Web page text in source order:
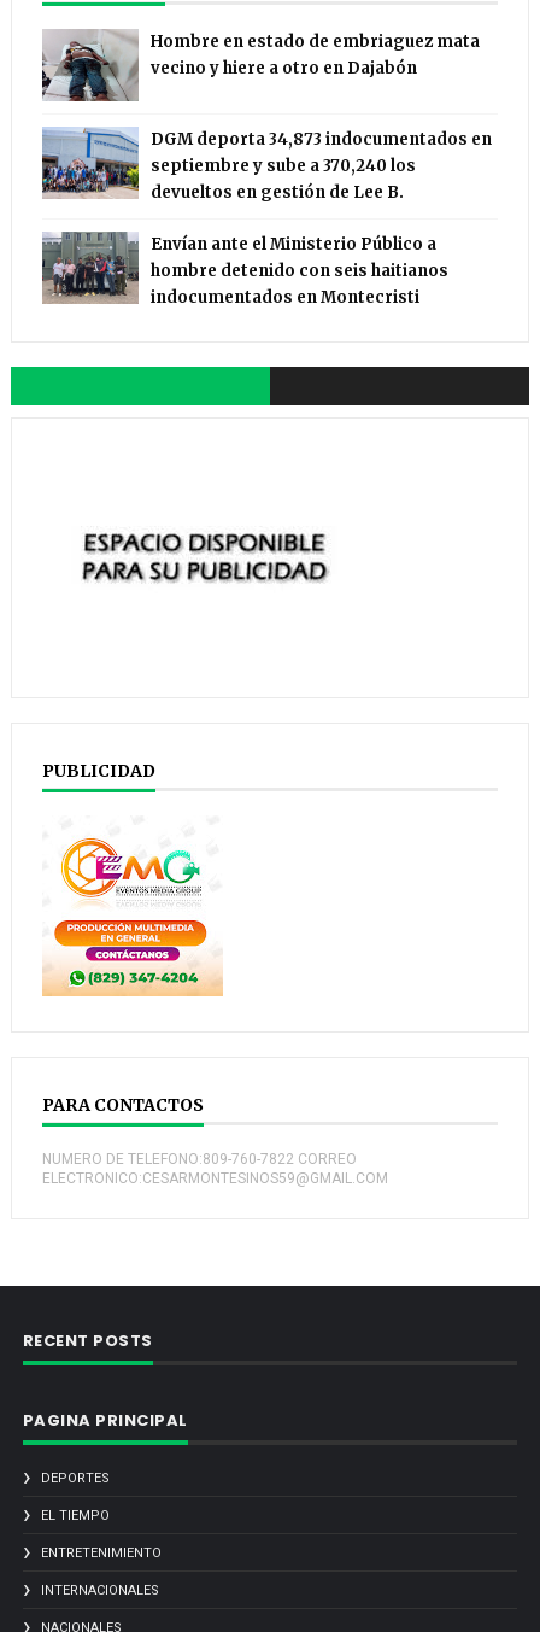
Hombre en estado de embriaguez mata
vecino y hiere a otro en Dajabón
DGM deporta 34,873 indocumentados en
septiembre y sube a 370,240 los
devueltos en gestión de Lee B.
Envían ante el Ministerio Público a
hombre detenido con seis haitianos
indocumentados en Montecristi
PUBLICIDAD
PARA CONTACTOS
NUMERO DE TELEFONO:809-760-7822 CORREO
ELECTRONICO:CESARMONTESINOS59@GMAIL.COM
RECENT POSTS
PAGINA PRINCIPAL
DEPORTES
EL TIEMPO
ENTRETENIMIENTO
INTERNACIONALES
NACIONALES